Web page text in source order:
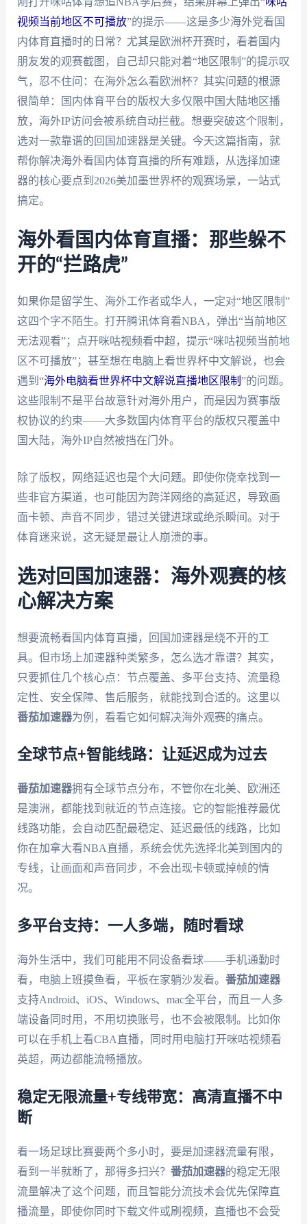
视频当前地区不可播放”的提示——这是多少海外党看国
内体育直播时的日常？尤其是欧洲杯开赛时，看着国内
朋友发的观赛截图，自己却只能对着“地区限制”的提示叹
气，忍不住问：在海外怎么看欧洲杯？其实问题的根源
很简单：国内体育平台的版权大多仅限中国大陆地区播
放，海外IP访问会被系统自动拦截。想要突破这个限制，
选对一款靠谱的回国加速器是关键。今天这篇指南，就
帮你解决海外看国内体育直播的所有难题，从选择加速
器的核心要点到2026美加墨世界杯的观赛场景，一站式
搞定。
海外看国内体育直播：那些躲不
开的“拦路虎”
如果你是留学生、海外工作者或华人，一定对“地区限制”
这四个字不陌生。打开腾讯体育看NBA，弹出“当前地区
无法观看”；点开咪咕视频看中超，提示“咪咕视频当前地
区不可播放”；甚至想在电脑上看世界杯中文解说，也会
遇到“海外电脑看世界杯中文解说直播地区限制 ”的问题。
这些限制不是平台故意针对海外用户，而是因为赛事版
权协议的约束——大多数国内体育平台的版权只覆盖中
国大陆，海外IP自然被挡在门外。
除了版权，网络延迟也是个大问题。即使你侥幸找到一
些非官方渠道，也可能因为跨洋网络的高延迟，导致画
面卡顿、声音不同步，错过关键进球或绝杀瞬间。对于
体育迷来说，这无疑是最让人崩溃的事。
选对回国加速器：海外观赛的核
心解决方案
想要流畅看国内体育直播，回国加速器是绕不开的工
具。但市场上加速器种类繁多，怎么选才靠谱？其实，
只要抓住几个核心点：节点覆盖、多平台支持、流量稳
定性、安全保障、售后服务，就能找到合适的。这里以
番茄加速器为例，看看它如何解决海外观赛的痛点。
全球节点+智能线路：让延迟成为过去
番茄加速器拥有全球节点分布，不管你在北美、欧洲还
是澳洲，都能找到就近的节点连接。它的智能推荐最优
线路功能，会自动匹配最稳定、延迟最低的线路，比如
你在加拿大看NBA直播，系统会优先选择北美到国内的
专线，让画面和声音同步，不会出现卡顿或掉帧的情
况。
多平台支持：一人多端，随时看球
海外生活中，我们可能用不同设备看球——手机通勤时
看，电脑上班摸鱼看，平板在家躺沙发看。 番茄加速器
支持Android、iOS、Windows、mac全平台，而且一人多
端设备同时用，不用切换账号，也不会被限制。比如你
可以在手机上看CBA直播，同时用电脑打开咪咕视频看
英超，两边都能流畅播放。
稳定无限流量+专线带宽：高清直播不中
断
看一场足球比赛要两个多小时，要是加速器流量有限，
看到一半就断了，那得多扫兴？ 番茄加速器的稳定无限
流量解决了这个问题，而且智能分流技术会优先保障直
播流量，即使你同时下载文件或刷视频，直播也不会受